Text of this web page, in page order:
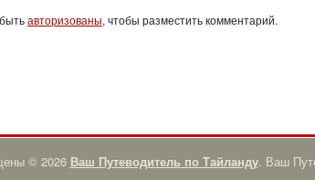
авторизованы, чтобы разместить комментарий.
© 2026 Ваш Путеводитель по Тайланду. Ваш